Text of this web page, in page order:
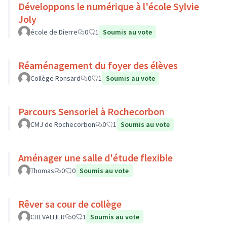
Développons le numérique à l'école Sylvie
Joly
école de Dierre 0 1 Soumis au vote
Réaménagement du foyer des élèves
Collège Ronsard 0 1 Soumis au vote
Parcours Sensoriel à Rochecorbon
CMJ de Rochecorbon 0 1 Soumis au vote
Aménager une salle d'étude flexible
Thomas 0 0 Soumis au vote
Rêver sa cour de collège
CHEVALLIER 0 1 Soumis au vote